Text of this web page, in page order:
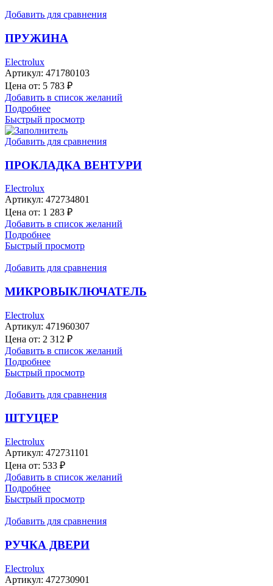
Добавить для сравнения
ПРУЖИНА
Electrolux
Артикул: 471780103
Цена от: 5 783 ₽
Добавить в список желаний
Подробнее
Быстрый просмотр
Добавить для сравнения
ПРОКЛАДКА ВЕНТУРИ
Electrolux
Артикул: 472734801
Цена от: 1 283 ₽
Добавить в список желаний
Подробнее
Быстрый просмотр
Добавить для сравнения
МИКРОВЫКЛЮЧАТЕЛЬ
Electrolux
Артикул: 471960307
Цена от: 2 312 ₽
Добавить в список желаний
Подробнее
Быстрый просмотр
Добавить для сравнения
ШТУЦЕР
Electrolux
Артикул: 472731101
Цена от: 533 ₽
Добавить в список желаний
Подробнее
Быстрый просмотр
Добавить для сравнения
РУЧКА ДВЕРИ
Electrolux
Артикул: 472730901